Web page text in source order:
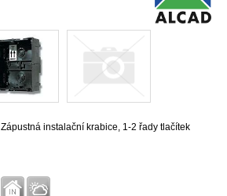
Zápustná instalační krabice, 1-2 řady tlačítek